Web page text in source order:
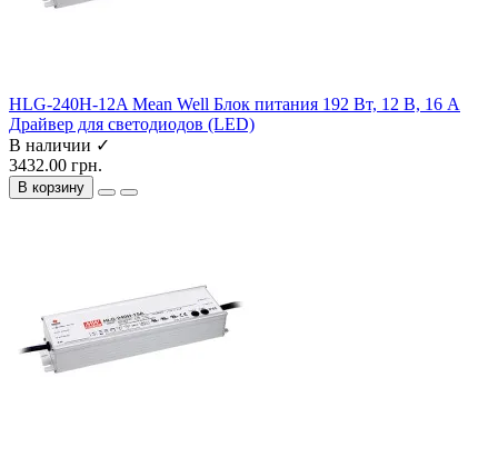
HLG-240H-12A Mean Well Блок питания 192 Вт, 12 В, 16 А
Драйвер для светодиодов (LED)
В наличии ✓
3432.00 грн.
В корзину